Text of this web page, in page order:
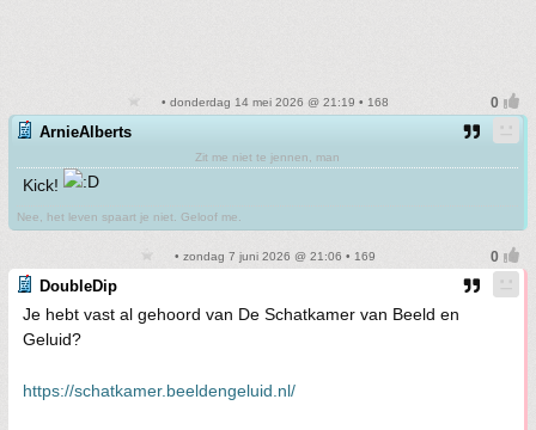
• donderdag 14 mei 2026 @ 21:19 • 168
ArnieAlberts
Zit me niet te jennen, man
Kick!
Nee, het leven spaart je niet. Geloof me.
• zondag 7 juni 2026 @ 21:06 • 169
DoubleDip
Je hebt vast al gehoord van De Schatkamer van Beeld en
Geluid?
https://schatkamer.beeldengeluid.nl/